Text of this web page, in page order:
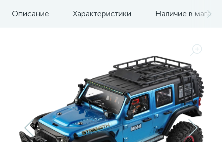
Описание Характеристики Наличие в